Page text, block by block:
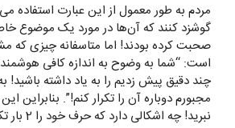
مردم به طور معمول از این عبارت استفاده
گوشزد کنند که ‌آن‌ها در مورد یک موضوع
صحبت کرده بودند! اما متاسفانه چیزی که
است: “شما به وضوح به اندازه کافی
چند دقیق پیش زدیم را به یاد داشته
مجبورم دوباره آن را تکرار کنم!”. بنابراین
نبرید! چه اشکالی دارد که حرف خود را 2 بار تکرار کنید؟!